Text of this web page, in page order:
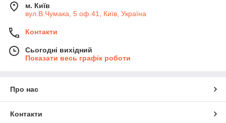
м. Київ
вул.В.Чумака, 5 оф.41, Київ, Україна
Контакти
Сьогодні вихідний
Показати весь графік роботи
Про нас
Контакти